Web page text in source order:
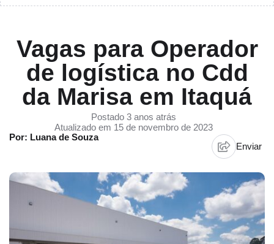
Vagas para Operador
de logística no Cdd
da Marisa em Itaquá
Postado 3 anos atrás
Atualizado em 15 de novembro de 2023
Por: Luana de Souza
Enviar